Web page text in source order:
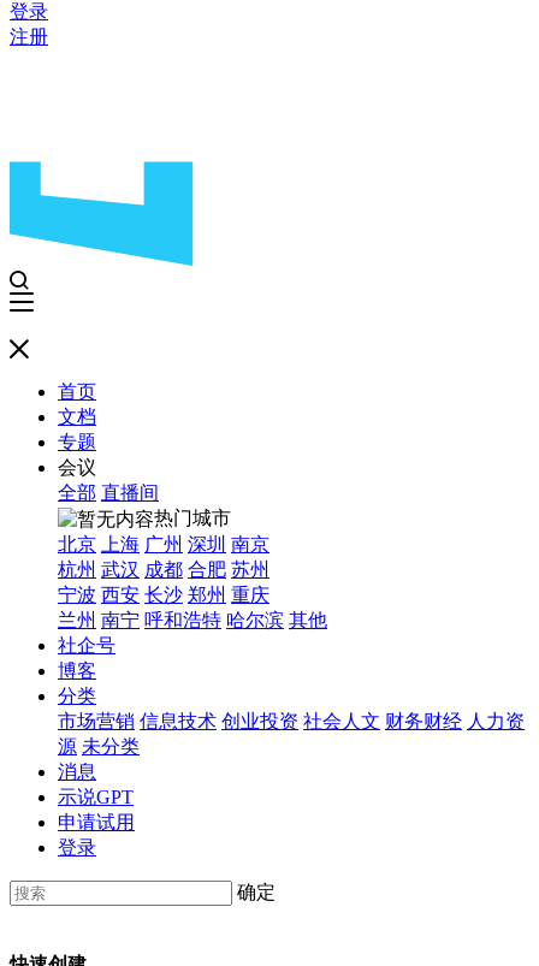
登录
注册
首页
文档
专题
会议
全部 直播间
热门城市
北京
上海 广州 深圳 南京
杭州 武汉 成都 合肥 苏州
宁波 西安 长沙 郑州 重庆
兰州 南宁 呼和浩特 哈尔滨 其他
社企号
博客
分类
市场营销 信息技术 创业投资 社会人文 财务财经 人力资
源 未分类
消息
示说GPT
申请试用
登录
确定